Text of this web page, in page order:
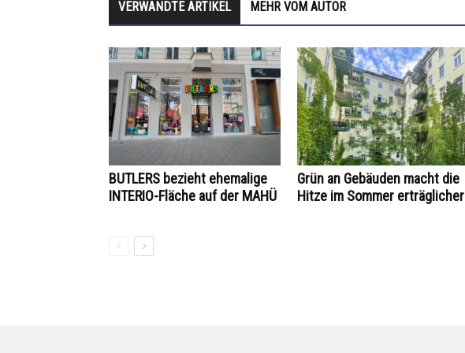
VERWANDTE ARTIKEL MEHR VOM AUTOR
BUTLERS bezieht ehemalige
INTERIO-Fläche auf der MAHÜ
Grün an Gebäuden macht die
Hitze im Sommer erträglicher